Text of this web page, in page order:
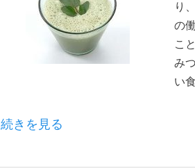
り
の
こ
み
い
続きを見る